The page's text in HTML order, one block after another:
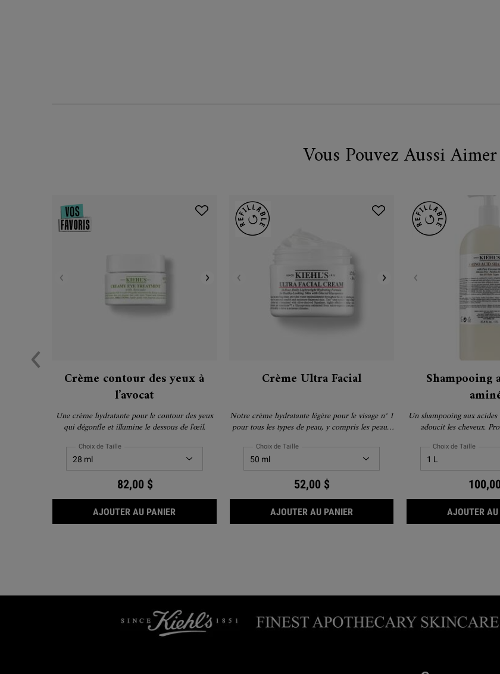
Vous Pouvez Aussi Aimer
Crème contour des yeux à
l’avocat
Une crème hydratante pour le contour des yeux
qui dégonfle et illumine le dessous de l'œil.
Choix de Taille
82,00 $
AJOUTER AU PANIER CRÈME CONTOUR DES YEUX À L’AVOCAT
Crème Ultra Facial
Notre crème hydratante légère pour le visage n° 1
pour tous les types de peau, y compris les peaux
offrir une hydratation de 24 heures pour une
peau plus douce et plus lisse.
Choix de Taille
52,00 $
AJOUTER AU PANIER
Shampooing
Un shampooing aux
adoucit les cheveux.
bouteille Refill-A-Bottle
Choix de Taille
AJOUTER